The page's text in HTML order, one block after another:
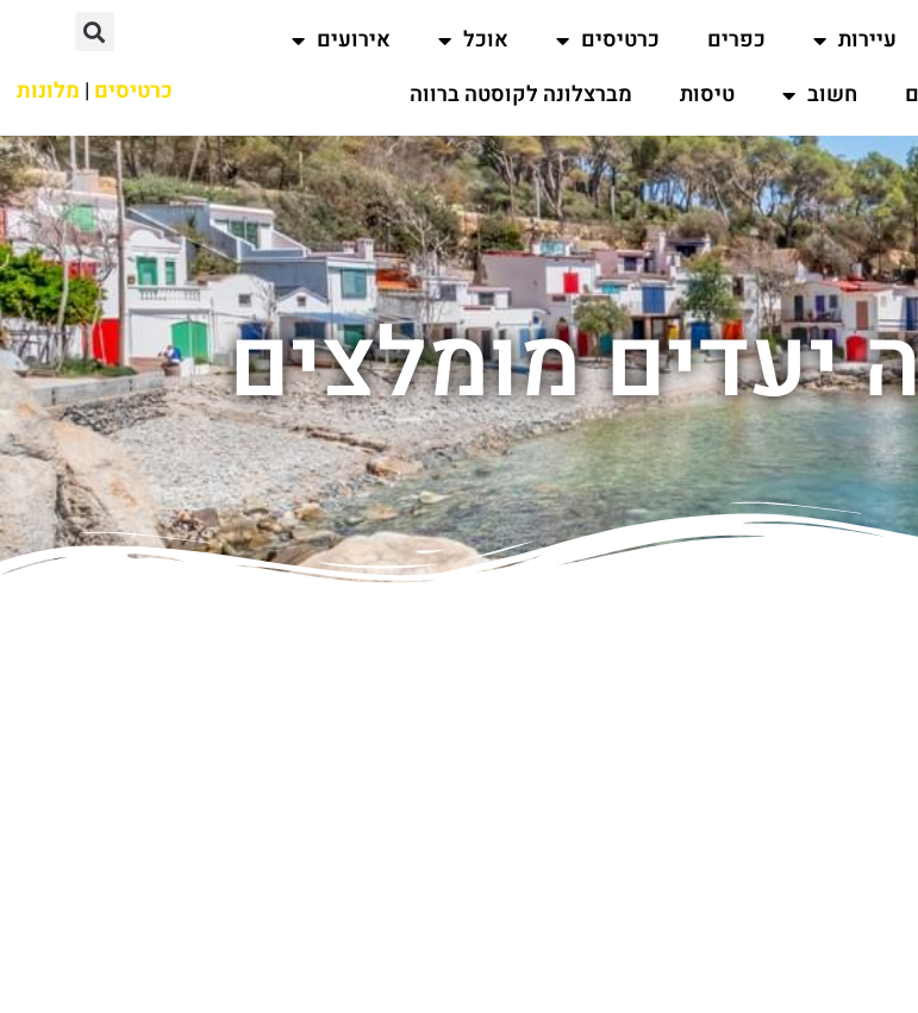
עיירות כפרים כרטיסים אוכל
אירועים
חשוב טיסות מברצלונה לקוסטה ברווה כרטיסים | מלונות
יעדים מומלצים